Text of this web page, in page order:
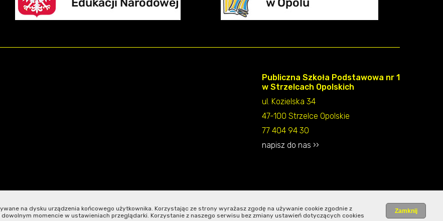
Publiczna Szkoła Podstawowa nr 1
w Strzelcach Opolskich
ul. Kozielska 34
47-100 Strzelce Opolskie
77 404 94 30
napisz do nas ››
na dysku urządzenia końcowego użytkownika. Korzystając ze strony wyrażasz zgodę na używanie cookie zgodnie z
momencie w ustawieniach przeglądarki. Korzystanie z naszego serwisu bez zmiany ustawień dotyczących cookies